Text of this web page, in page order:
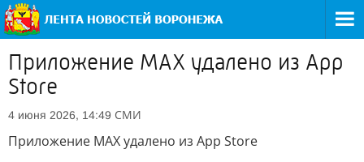
Приложение MAX удалено из App
Store
4 июня 2026, 14:49 СМИ
Приложение MAX удалено из App Store